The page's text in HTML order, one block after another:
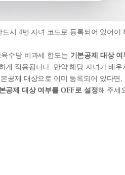
드시 4번 자녀 코드로 등록되어 있어야
육수당 비과세 한도는 기본공제 대상 여
게 적용됩니다. 만약 해당 자녀가 배우
공제 대상으로 이미 등록되어 있다면,
공제 대상 여부를 OFF로 설정해 주세